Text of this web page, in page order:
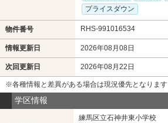
プライスダウン
物件番号 RHS-991016534
情報更新日 2026年08月08日
次回更新日 2026年08月22日
※各種情報と差異がある場合は現況優先となります
学区情報
練馬区立石神井東小学校